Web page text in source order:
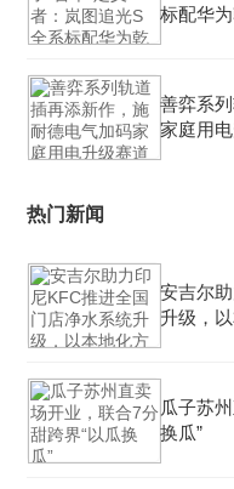
标配华
善弈系
家庭用
热门新闻
安吉尔
升级，
瓜子苏
换瓜”